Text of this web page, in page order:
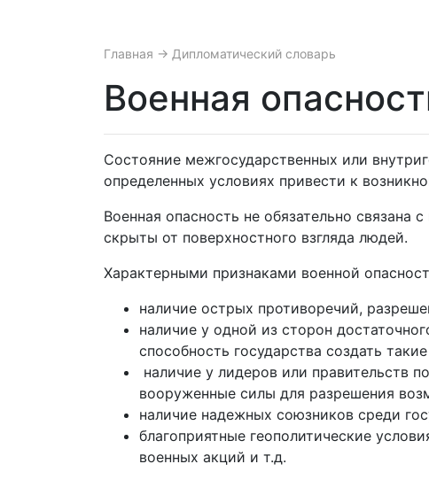
Главная → Дипломатический словарь
Военная
Состояние межгосударственных или
определенных условиях привести к
Военная опасность не обязательно
скрыты от поверхностного взгляда людей.
Характерными признаками военной
наличие острых противоречий,
наличие у одной из сторон
способность государства создать
наличие у лидеров или правительств
вооруженные силы для разрешения
наличие надежных союзников среди
благоприятные геополитические
военных акций и т.д.